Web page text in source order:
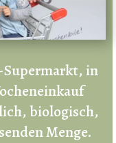
Supermarkt, in
biologisch,
Menge.